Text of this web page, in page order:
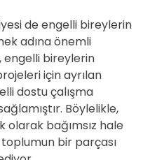
de engelli bireylerin
adına önemli
engelli bireylerin
için ayrılan
dostu çalışma
Böylelikle,
bağımsız hale
bir parçası